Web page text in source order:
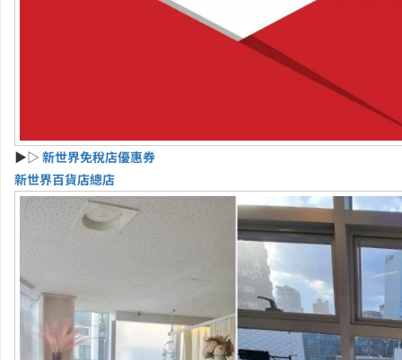
▶▷ 新世界免稅店優惠券
新世界百貨店總店